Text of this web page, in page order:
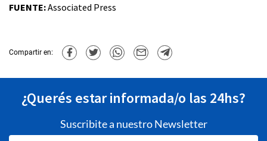
FUENTE:Associated Press
Compartir en:
¿Querés estar informada/o las 24hs?
Suscribite a nuestro Newsletter